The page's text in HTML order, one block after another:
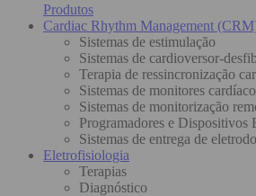
Produtos
Cardiac Rhythm Management
Sistemas de estimulação
Sistemas de cardioversor-
Terapia de ressincronização
Sistemas de monitores
Sistemas de monitorização
Programadores e Dispositivos
Sistemas de entrega de
Eletrofisiologia
Terapias
Diagnóstico